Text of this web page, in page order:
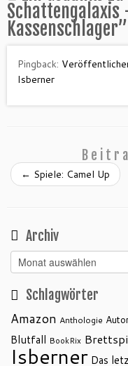
Schattengalaxis
Kassenschlager”
Pingback:
Isberner
← Spiele: Camel Up
Archiv
Archiv
Schlagwörter
Amazon Anthologie
Blutfall BookRix
Isberner Das